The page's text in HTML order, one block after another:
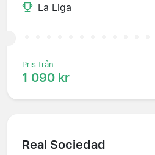
La Liga
Pris från
1 090 kr
Real Sociedad